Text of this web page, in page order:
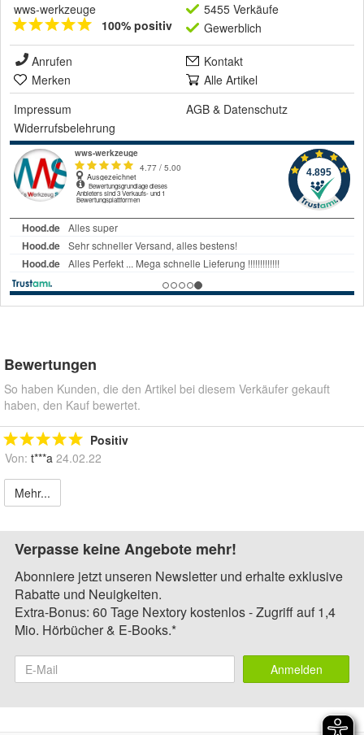
wws-werkzeuge
100% positiv
5455 Verkäufe
Gewerblich
Anrufen
Kontakt
Merken
Alle Artikel
Impressum
AGB & Datenschutz
Widerrufsbelehrung
Bewertungen
So haben Kunden, die den Artikel bei diesem Verkäufer gekauft
haben, den Kauf bewertet.
Positiv
Von: t***a 24.02.22
Mehr...
Verpasse keine Angebote mehr!
Abonniere jetzt unseren Newsletter und erhalte exklusive
Rabatte und Neuigkeiten.
Extra-Bonus: 60 Tage Nextory kostenlos - Zugriff auf 1,4
Mio. Hörbücher & E-Books.*
Anmelden